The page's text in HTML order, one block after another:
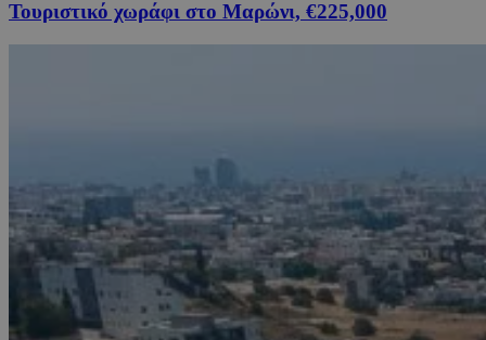
Τουριστικό χωράφι στο Μαρώνι, €225,000